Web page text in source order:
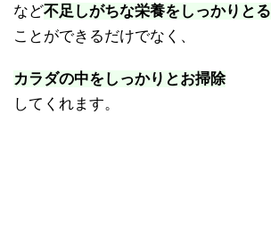
など不足しがちな栄養をしっかりとる
ことができるだけでなく、
カラダの中をしっかりとお掃除
してくれます。